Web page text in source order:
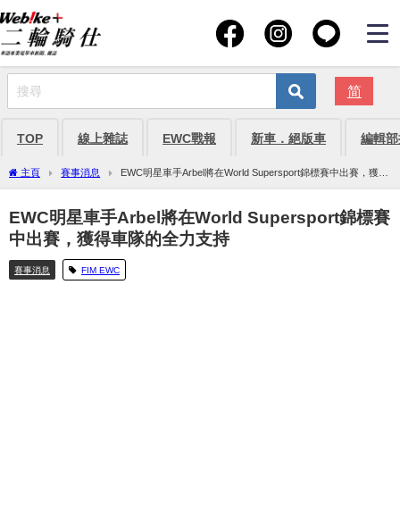
简
TOP 線上雜誌 EWC戰報 新車．絕版車 編輯
主頁 賽事消息
EWC明星車手Arbel將在World Supersport錦標賽中出賽，獲得
車隊的全力支持
EWC明星車手Arbel將在World Supersport錦標賽
中出賽，獲得車隊的全力支持
賽事消息 FIM EWC